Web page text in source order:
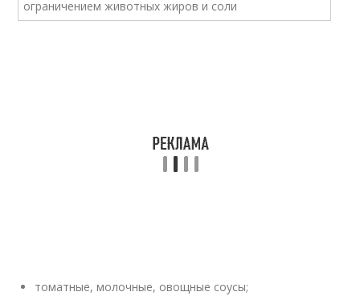
томатные, молочные, овощные соусы;